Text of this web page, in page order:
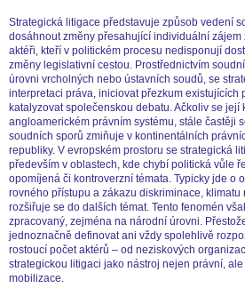
Strategická litigace představuje způsob vedení
dosáhnout změny přesahující individuální
aktéři, kteří v politickém procesu nedisponují
změny legislativní cestou. Prostřednictvím
úrovni vrcholných nebo ústavních soudů, se
interpretaci práva, iniciovat přezkum existujících
katalyzovat společenskou debatu. Ačkoliv se její
angloamerickém právním systému, stále častěji
soudních sporů zmiňuje v kontinentálních
republiky. V evropském prostoru se strategická
především v oblastech, kde chybí politická vůle
opomíjená či kontroverzní témata. Typicky jde o
rovného přístupu a zákazu diskriminace, klimatu
rozšiřuje se do dalších témat. Tento fenomén
zpracovaný, zejména na národní úrovni.
jednoznačně definovat ani vždy spolehlivě
rostoucí počet aktérů – od neziskových
strategickou litigaci jako nástroj nejen právní,
mobilizace.